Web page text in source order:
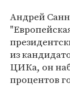
Андрей
из
ЦИКа, он
процентов